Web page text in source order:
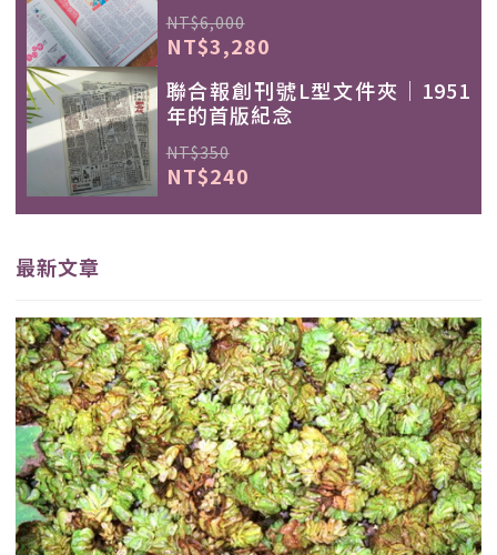
NT$6,000
NT$3,280
聯合報創刊號L型文件夾｜1951
年的首版紀念
NT$350
NT$240
最新文章